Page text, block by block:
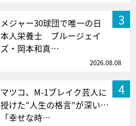
3
メジャー30球団で唯一の日
本人栄養士 ブルージェイ
ズ・岡本和真…
2026.08.08
4
マツコ、M-1ブレイク芸人に
授けた“人生の格言”が深い…
「幸せな時…